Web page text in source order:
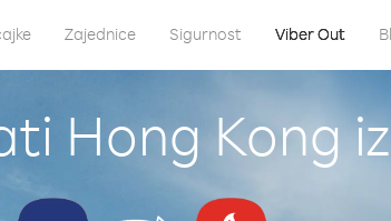
Zajednice Sigurnost Viber Out
Hong Kong